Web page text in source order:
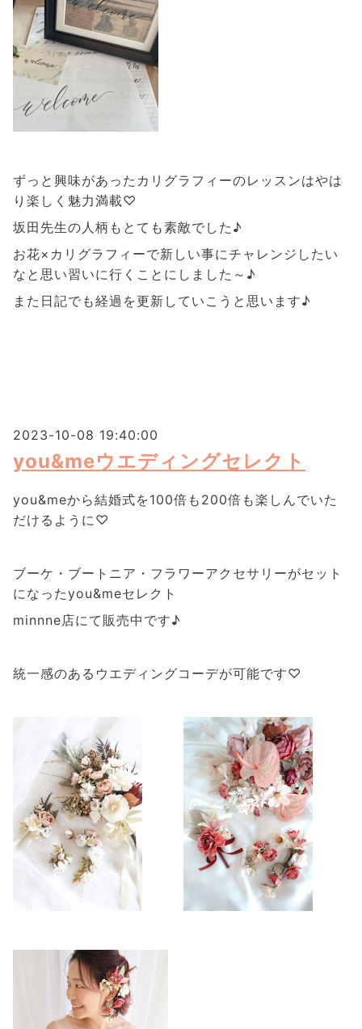
ずっと興味があったカリグラフィーのレッスンはやは
り楽しく魅力満載♡
坂田先生の人柄もとても素敵でした♪
お花×カリグラフィーで新しい事にチャレンジしたい
なと思い習いに行くことにしました～♪
また日記でも経過を更新していこうと思います♪
2023-10-08 19:40:00
you&meウエディングセレクト
you&meから結婚式を100倍も200倍も楽しんでいた
だけるように♡
ブーケ・ブートニア・フラワーアクセサリーがセット
になったyou&meセレクト
minnne店にて販売中です♪
統一感のあるウエディングコーデが可能です♡